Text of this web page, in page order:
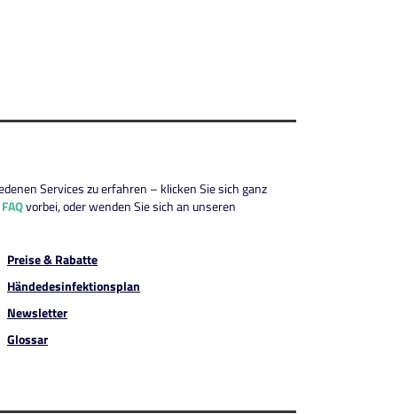
Services zu erfahren – klicken Sie sich ganz
FAQvorbei, oder wenden Sie sich an unseren
Preise & Rabatte
Händedesinfektionsplan
Newsletter
Glossar